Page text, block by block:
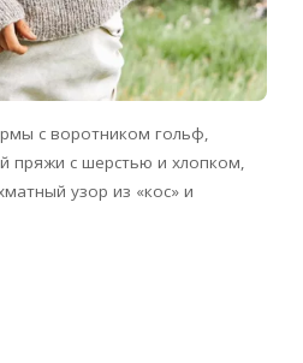
с воротником гольф,
пряжи с шерстью и хлопком,
узор из «кос» и